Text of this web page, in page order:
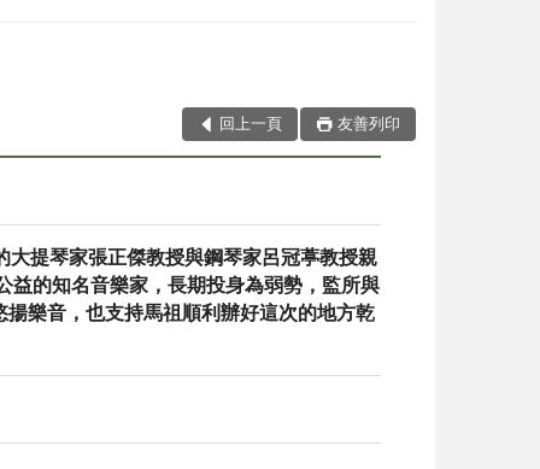
回上一頁 友善列印
提琴家張正傑教授與鋼琴家呂冠葶教授親
益的知名音樂家，長期投身為弱勢，監所與
樂音，也支持馬祖順利辦好這次的地方乾